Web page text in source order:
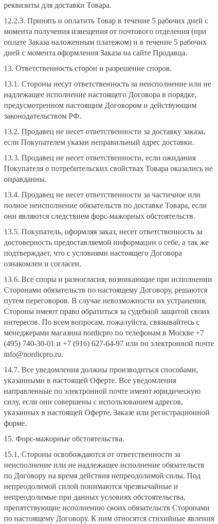
реквизиты для доставки Товара.
12.2.3. Принять и оплатить Товар в течение 5 рабочих дней с
момента получения извещения от почтового отделения (при
оплате Заказа наложенным платежом) и в течение 5 рабочих
дней с момента оформления Заказа на сайте Продавца.
13. Ответственность сторон и разрешение споров.
13.1. Стороны несут ответственность за неисполнение или не
надлежащее исполнение настоящего Договора в порядке,
предусмотренном настоящим Договором и действующим
законодательством РФ.
13.2. Продавец не несет ответственности за доставку заказа,
если Покупателем указан неправильный адрес доставки.
13.3. Продавец не несет ответственности, если ожидания
Покупателя о потребительских свойствах Товара оказались не
оправданны.
13.4. Продавец не несет ответственности за частичное или
полное неисполнение обязательств по доставке Товара, если
они являются следствием форс-мажорных обстоятельств.
13.5. Покупатель, оформляя заказ, несет ответственность за
достоверность предоставляемой информации о себе, а так же
подтверждает, что с условиями настоящего Договора
ознакомлен и согласен.
13.6. Все споры и разногласия, возникающие при исполнении
Сторонами обязательств по настоящему Договору, решаются
путем переговоров. В случае невозможности их устранения,
Стороны имеют право обратиться за судебной защитой своих
интересов. По всем вопросам, пожалуйста, связывайтесь с
менеджерами магазина nordicpro по телефонам в Москве +7
(495) 740-30-01 и +7 (916) 627-64-97 или по электронной почте
info@nordicpro.ru.
14.7. Все уведомления должны производиться способами,
указанными в настоящей Оферте. Все уведомления
направленные по электронной почте имеют юридическую
силу, если они совершены с использованием адресов,
указанных в настоящей Оферте, Заказе или регистрационной
форме.
15. Форс-мажорные обстоятельства.
15.1. Стороны освобождаются от ответственности за
неисполнение или не надлежащее исполнение обязательств
по Договору на время действия непреодолимой силы. Под
непреодолимой силой понимаются чрезвычайные и
непреодолимые при данных условиях обстоятельства,
препятствующие исполнению своих обязательств Сторонами
по настоящему Договору. К ним относятся стихийные явления